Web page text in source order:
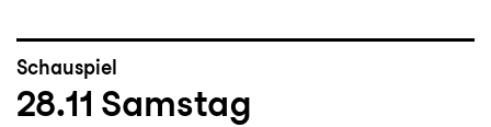
Schauspiel
28.11 Samstag